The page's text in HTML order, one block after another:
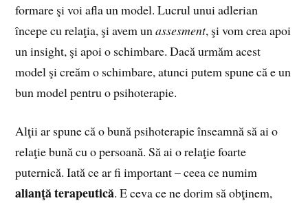
formare şi voi afla un model. Lucrul unui adlerian
începe cu relaţia, şi avem unassesment, şi vom crea apoi
un insight, şi apoi o schimbare. Dacă urmăm acest
model şi creăm o schimbare, atunci putem spune că e un
bun model pentru o psihoterapie.
Alţii ar spune că o bună psihoterapie înseamnă să ai o
relaţie bună cu o persoană. Să ai o relaţie foarte
puternică. Iată ce ar fi important – ceea ce numim
alianţă terapeutică. E ceva ce ne dorim să obţinem,